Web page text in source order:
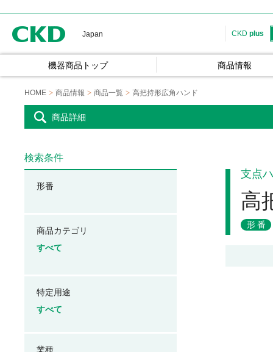
Japan CKD plus
機器商品トップ 商品情報
HOME 商品情報 商品一覧 高把持形広角ハンド
商品詳細
支点
高
形番
検索条件
形番
商品カテゴリ
すべて
特定用途
すべて
業種